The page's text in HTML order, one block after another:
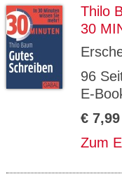
Thilo
30
96
E-
€
Zum